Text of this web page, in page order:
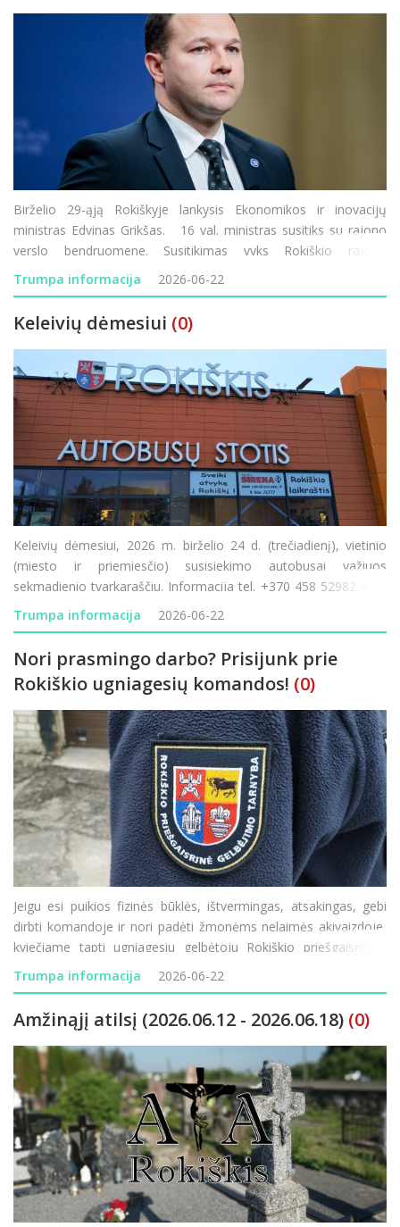
Birželio 29-ąją Rokiškyje lankysis Ekonomikos ir inovacijų
ministras Edvinas Grikšas. 16 val. ministras susitiks su rajono
verslo bendruomene. Susitikimas vyks Rokiškio rajono
savivaldybės Juozo Keliuočio viešojoje bibliotekoje. Kviečiame
verslo bendruom
Trumpa informacija 2026-06-22
Keleivių dėmesiui (0)
Keleivių dėmesiui, 2026 m. birželio 24 d. (trečiadienį), vietinio
(miesto ir priemiesčio) susisiekimo autobusai važiuos
sekmadienio tvarkaraščiu. Informacija tel. +370 458 52982 arba
www.rokiskioap.lt
Trumpa informacija 2026-06-22
Nori prasmingo darbo? Prisijunk prie
Rokiškio ugniagesių komandos! (0)
Jeigu esi puikios fizinės būklės, ištvermingas, atsakingas, gebi
dirbti komandoje ir nori padėti žmonėms nelaimės akivaizdoje,
kviečiame tapti ugniagesiu gelbėtoju Rokiškio priešgaisrinėje
gelbėjimo tarnyboje. Ypatingai kviečiame neseniai įgijusius
vidurinį išsilav
Trumpa informacija 2026-06-22
Amžinąjį atilsį (2026.06.12 - 2026.06.18) (0)